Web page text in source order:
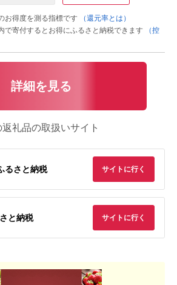
お得度を測る指標です
（還元率とは）
寄付するとお得にふるさと納税できます
（控
詳細を見る
返礼品の取扱いサイト
るさと納税 サイトに行く
と納税 サイトに行く